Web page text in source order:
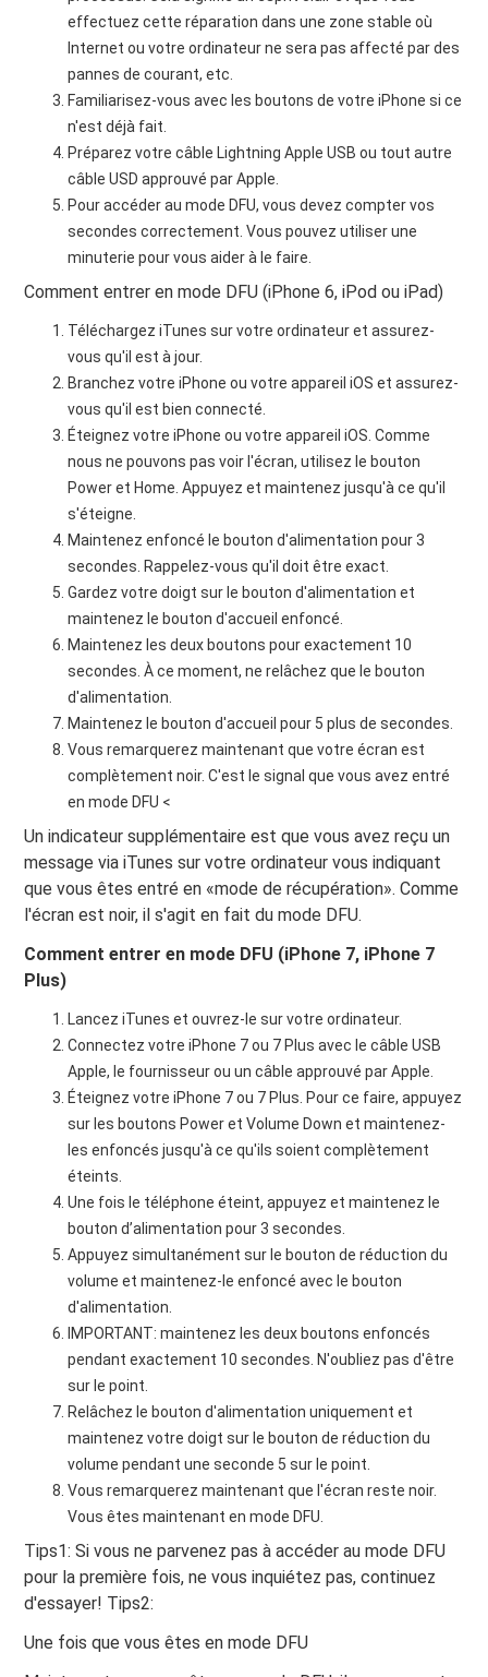
effectuez cette réparation dans une zone stable où
Internet ou votre ordinateur ne sera pas affecté par des
pannes de courant, etc.
Familiarisez-vous avec les boutons de votre iPhone si ce
n'est déjà fait.
Préparez votre câble Lightning Apple USB ou tout autre
câble USD approuvé par Apple.
Pour accéder au mode DFU, vous devez compter vos
secondes correctement. Vous pouvez utiliser une
minuterie pour vous aider à le faire.
Comment entrer en mode DFU (iPhone 6, iPod ou iPad)
Téléchargez iTunes sur votre ordinateur et assurez-
vous qu'il est à jour.
Branchez votre iPhone ou votre appareil iOS et assurez-
vous qu'il est bien connecté.
Éteignez votre iPhone ou votre appareil iOS. Comme
nous ne pouvons pas voir l'écran, utilisez le bouton
Power et Home. Appuyez et maintenez jusqu'à ce qu'il
s'éteigne.
Maintenez enfoncé le bouton d'alimentation pour 3
secondes. Rappelez-vous qu'il doit être exact.
Gardez votre doigt sur le bouton d'alimentation et
maintenez le bouton d'accueil enfoncé.
Maintenez les deux boutons pour exactement 10
secondes. À ce moment, ne relâchez que le bouton
d'alimentation.
Maintenez le bouton d'accueil pour 5 plus de secondes.
Vous remarquerez maintenant que votre écran est
complètement noir. C'est le signal que vous avez entré
en mode DFU <
Un indicateur supplémentaire est que vous avez reçu un
message via iTunes sur votre ordinateur vous indiquant
que vous êtes entré en «mode de récupération». Comme
l'écran est noir, il s'agit en fait du mode DFU.
Comment entrer en mode DFU (iPhone 7, iPhone 7
Plus)
Lancez iTunes et ouvrez-le sur votre ordinateur.
Connectez votre iPhone 7 ou 7 Plus avec le câble USB
Apple, le fournisseur ou un câble approuvé par Apple.
Éteignez votre iPhone 7 ou 7 Plus. Pour ce faire, appuyez
sur les boutons Power et Volume Down et maintenez-
les enfoncés jusqu'à ce qu'ils soient complètement
éteints.
Une fois le téléphone éteint, appuyez et maintenez le
bouton d’alimentation pour 3 secondes.
Appuyez simultanément sur le bouton de réduction du
volume et maintenez-le enfoncé avec le bouton
d'alimentation.
IMPORTANT: maintenez les deux boutons enfoncés
pendant exactement 10 secondes. N'oubliez pas d'être
sur le point.
Relâchez le bouton d'alimentation uniquement et
maintenez votre doigt sur le bouton de réduction du
volume pendant une seconde 5 sur le point.
Vous remarquerez maintenant que l'écran reste noir.
Vous êtes maintenant en mode DFU.
Tips1: Si vous ne parvenez pas à accéder au mode DFU
pour la première fois, ne vous inquiétez pas, continuez
d'essayer! Tips2:
Une fois que vous êtes en mode DFU